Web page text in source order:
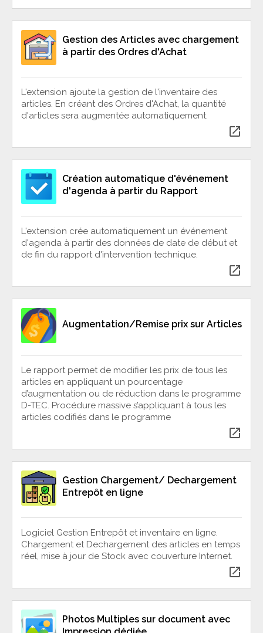
Gestion des Articles avec chargement
à partir des Ordres d'Achat
L'extension ajoute la gestion de l'inventaire des
articles. En créant des Ordres d'Achat, la quantité
d'articles sera augmentée automatiquement.
open_in_new
Création automatique d'événement
d'agenda à partir du Rapport
L'extension crée automatiquement un événement
d'agenda à partir des données de date de début et
de fin du rapport d'intervention technique.
open_in_new
Augmentation/Remise prix sur Articles
Le rapport permet de modifier les prix de tous les
articles en appliquant un pourcentage
d’augmentation ou de réduction dans le programme
D-TEC. Procédure massive s’appliquant à tous les
articles codifiés dans le programme
open_in_new
Gestion Chargement/ Dechargement
Entrepôt en ligne
Logiciel Gestion Entrepôt et inventaire en ligne.
Chargement et Dechargement des articles en temps
réel, mise à jour de Stock avec couverture Internet.
open_in_new
Photos Multiples sur document avec